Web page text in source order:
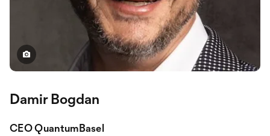
Damir Bogdan
CEO QuantumBasel